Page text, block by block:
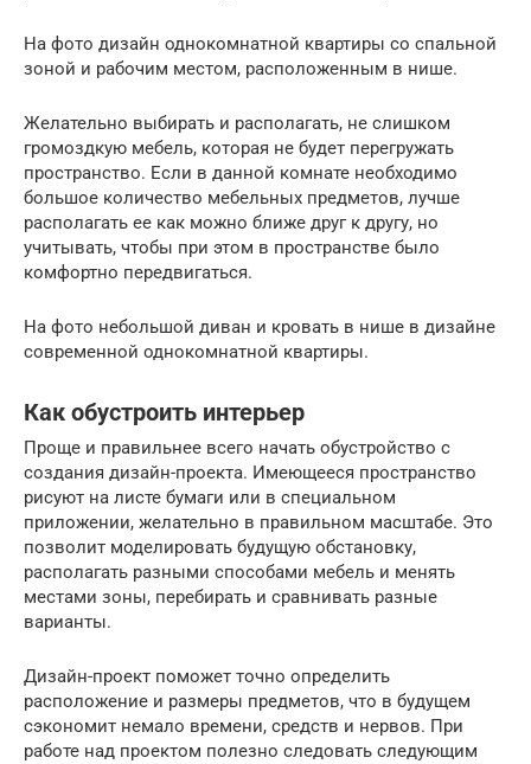
На фото дизайн однокомнатной квартиры со спальной
зоной и рабочим местом, расположенным в нише.
Желательно выбирать и располагать, не слишком
громоздкую мебель, которая не будет перегружать
пространство. Если в данной комнате необходимо
большое количество мебельных предметов, лучше
располагать ее как можно ближе друг к другу, но
учитывать, чтобы при этом в пространстве было
комфортно передвигаться.
На фото небольшой диван и кровать в нише в дизайне
современной однокомнатной квартиры.
Как обустроить интерьер
Проще и правильнее всего начать обустройство с
создания дизайн-проекта. Имеющееся пространство
рисуют на листе бумаги или в специальном
приложении, желательно в правильном масштабе. Это
позволит моделировать будущую обстановку,
располагать разными способами мебель и менять
местами зоны, перебирать и сравнивать разные
варианты.
Дизайн-проект поможет точно определить
расположение и размеры предметов, что в будущем
сэкономит немало времени, средств и нервов. При
работе над проектом полезно следовать следующим